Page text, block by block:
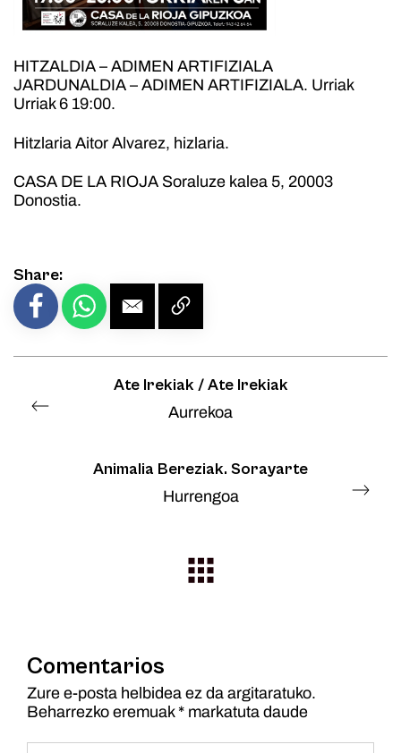
HITZALDIA – ADIMEN ARTIFIZIALA
JARDUNALDIA – ADIMEN ARTIFIZIALA. Urriak
Urriak 6 19:00.
Hitzlaria Aitor Alvarez, hizlaria.
CASA DE LA RIOJA Soraluze kalea 5, 20003
Donostia.
Share:
Ate Irekiak / Ate Irekiak
Aurrekoa
Animalia Bereziak. Sorayarte
Hurrengoa
Comentarios
Zure e-posta helbidea ez da argitaratuko.
Beharrezko eremuak * markatuta daude